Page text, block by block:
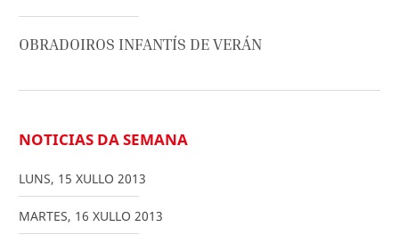
OBRADOIROS INFANTÍS DE VERÁN
NOTICIAS DA SEMANA
LUNS, 15 XULLO 2013
MARTES, 16 XULLO 2013